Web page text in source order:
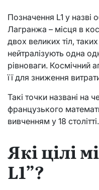
Позначення L1 у назві
Лагранжа – місця в
двох великих тіл,
нейтралізують одна
рівноваги. Космічний
її для зниження
Такі точки названі на
французького
вивченням у 18 столітті.
Які цілі
L1”?